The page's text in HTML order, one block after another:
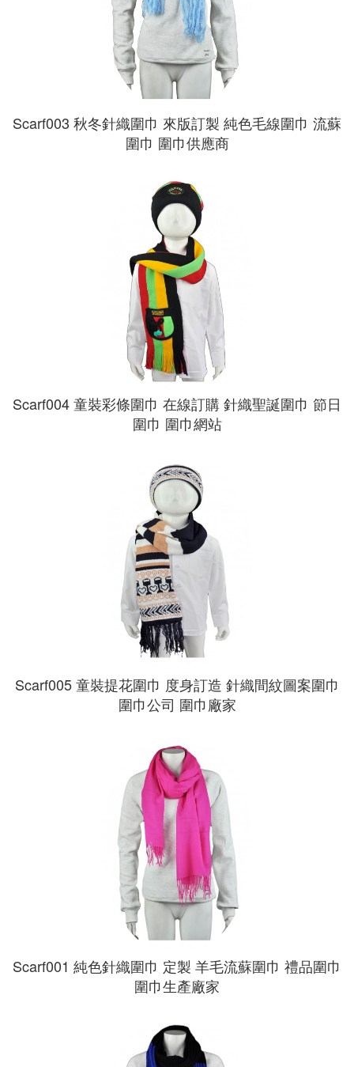
Scarf003 秋冬針織圍巾 來版訂製 純色毛線圍巾 流蘇
圍巾 圍巾供應商
Scarf004 童裝彩條圍巾 在線訂購 針織聖誕圍巾 節日
圍巾 圍巾網站
Scarf005 童裝提花圍巾 度身訂造 針織間紋圖案圍巾
圍巾公司 圍巾廠家
Scarf001 純色針織圍巾 定製 羊毛流蘇圍巾 禮品圍巾
圍巾生產廠家